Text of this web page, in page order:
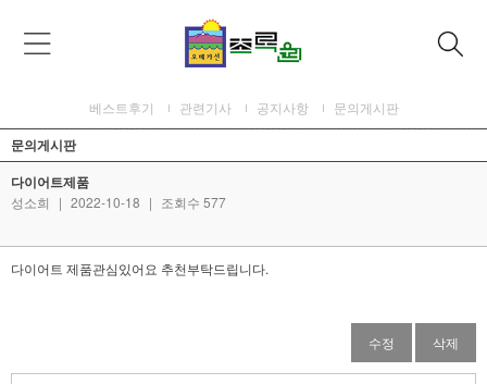
베스트후기 관련기사 공지사항 문의게시판
문의게시판
다이어트제품
성소희 | 2022-10-18 | 조회수 577
다이어트 제품관심있어요 추천부탁드립니다.
수정 삭제